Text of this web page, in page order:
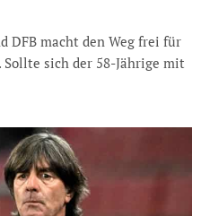
DFB macht den Weg frei für
sich der 58-Jährige mit